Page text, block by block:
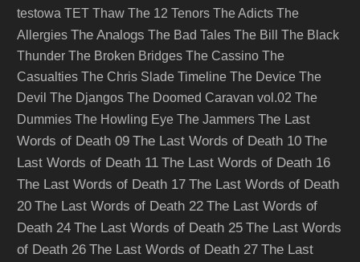
testowa TET Thaw The 12 Tenors The Adicts The
Allergies The Analogs The Bad Tales The Bill
The Black
Thunder The Broken Bridges The Cassino The
Casualties The Chris Slade Timeline The Device The
Devil The Djangos The Doomed Caravan vol.02 The
Dummies The Howling Eye The Jammers The Last
Words of Death 09 The Last Words of Death 10 The
Last Words of Death 11 The Last Words of Death 16
The Last Words of Death 17 The Last Words of Death
20 The Last Words of Death 22 The Last Words of
Death 24 The Last Words of Death 25 The Last Words
of Death 26 The Last Words of Death 27 The Last